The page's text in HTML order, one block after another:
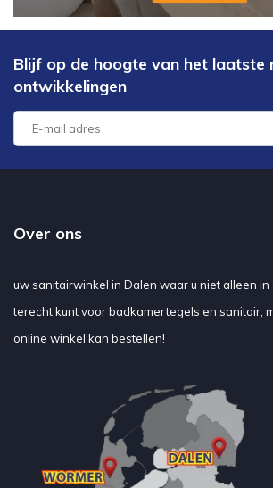
Blijf op de hoogte van het laatste
ontwikkelingen
Over ons
uw sanitairwinkel in Dalen waar u niet alleen
terecht kunt voor badkamertegels en sanitair,
online winkel kan bestellen!